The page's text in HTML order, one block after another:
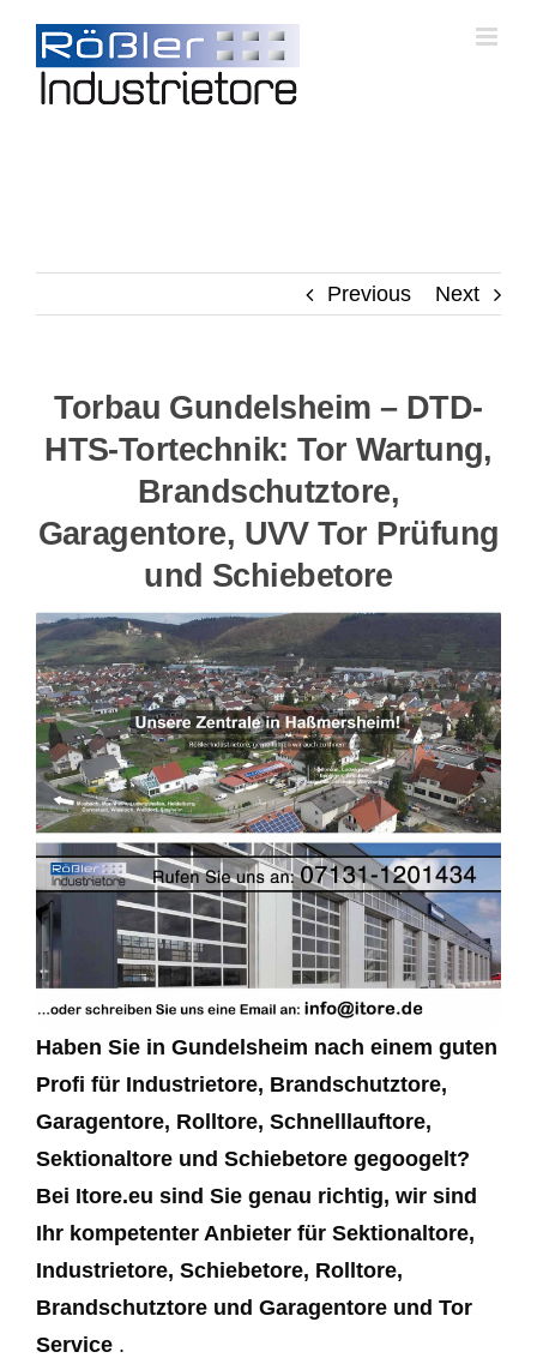
content
Previous Next
Torbau Gundelsheim – DTD-
HTS-Tortechnik: Tor Wartung,
Brandschutztore,
Garagentore, UVV Tor Prüfung
und Schiebetore
Haben Sie in Gundelsheim nach einem guten
Profi für Industrietore, Brandschutztore,
Garagentore, Rolltore, Schnelllauftore,
Sektionaltore und Schiebetore gegoogelt?
Bei Itore.eu sind Sie genau richtig, wir sind
Ihr kompetenter Anbieter für Sektionaltore,
Industrietore, Schiebetore, Rolltore,
Brandschutztore und Garagentore und Tor
Service .